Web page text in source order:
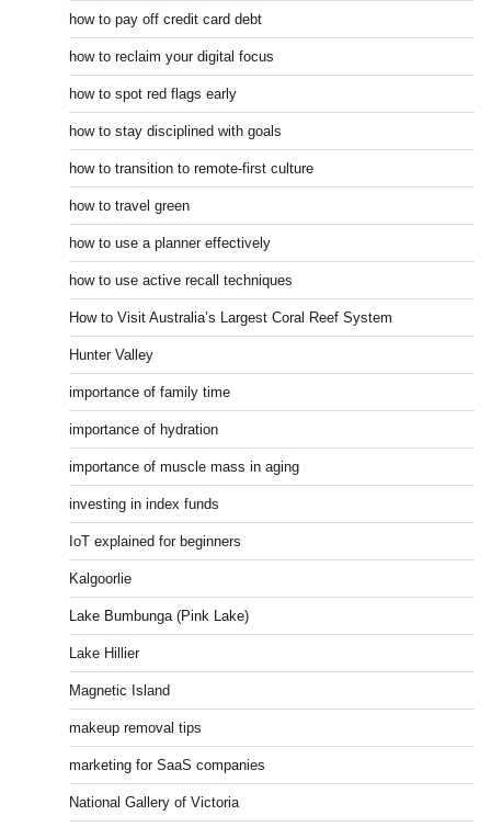
how to pay off credit card debt
how to reclaim your digital focus
how to spot red flags early
how to stay disciplined with goals
how to transition to remote-first culture
how to travel green
how to use a planner effectively
how to use active recall techniques
How to Visit Australia’s Largest Coral Reef System
Hunter Valley
importance of family time
importance of hydration
importance of muscle mass in aging
investing in index funds
IoT explained for beginners
Kalgoorlie
Lake Bumbunga (Pink Lake)
Lake Hillier
Magnetic Island
makeup removal tips
marketing for SaaS companies
National Gallery of Victoria